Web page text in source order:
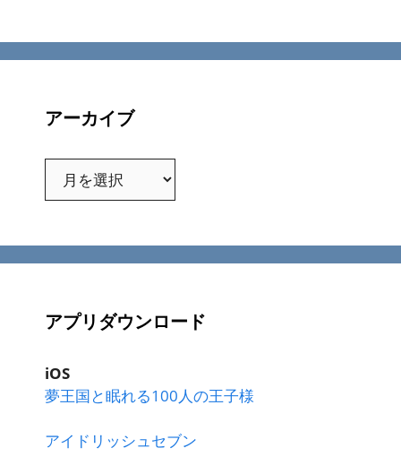
アーカイブ
ブ
アプリダウンロード
iOS
夢王国と眠れる100人の王子様
アイドリッシュセブン